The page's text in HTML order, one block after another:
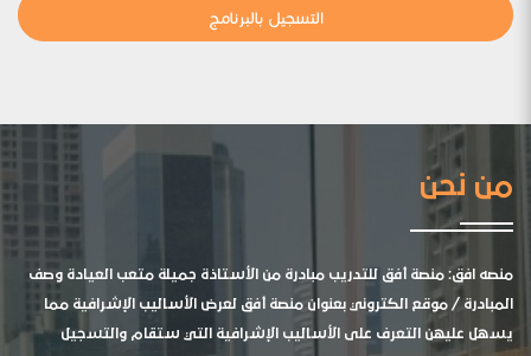
التسجيل بالبرنامج
من نحن
منصه افق: منصة أفق للتدريب مبادرة من الأستاذة جميلة متعب العيادة وصف
المبادرة / موقع الكتروني بعنوان منصة أفق لعرض الأساليب الإشرافية مما
يسهل عليهن التعرف على الأساليب الإشرافية التي ستقام والتسجيل